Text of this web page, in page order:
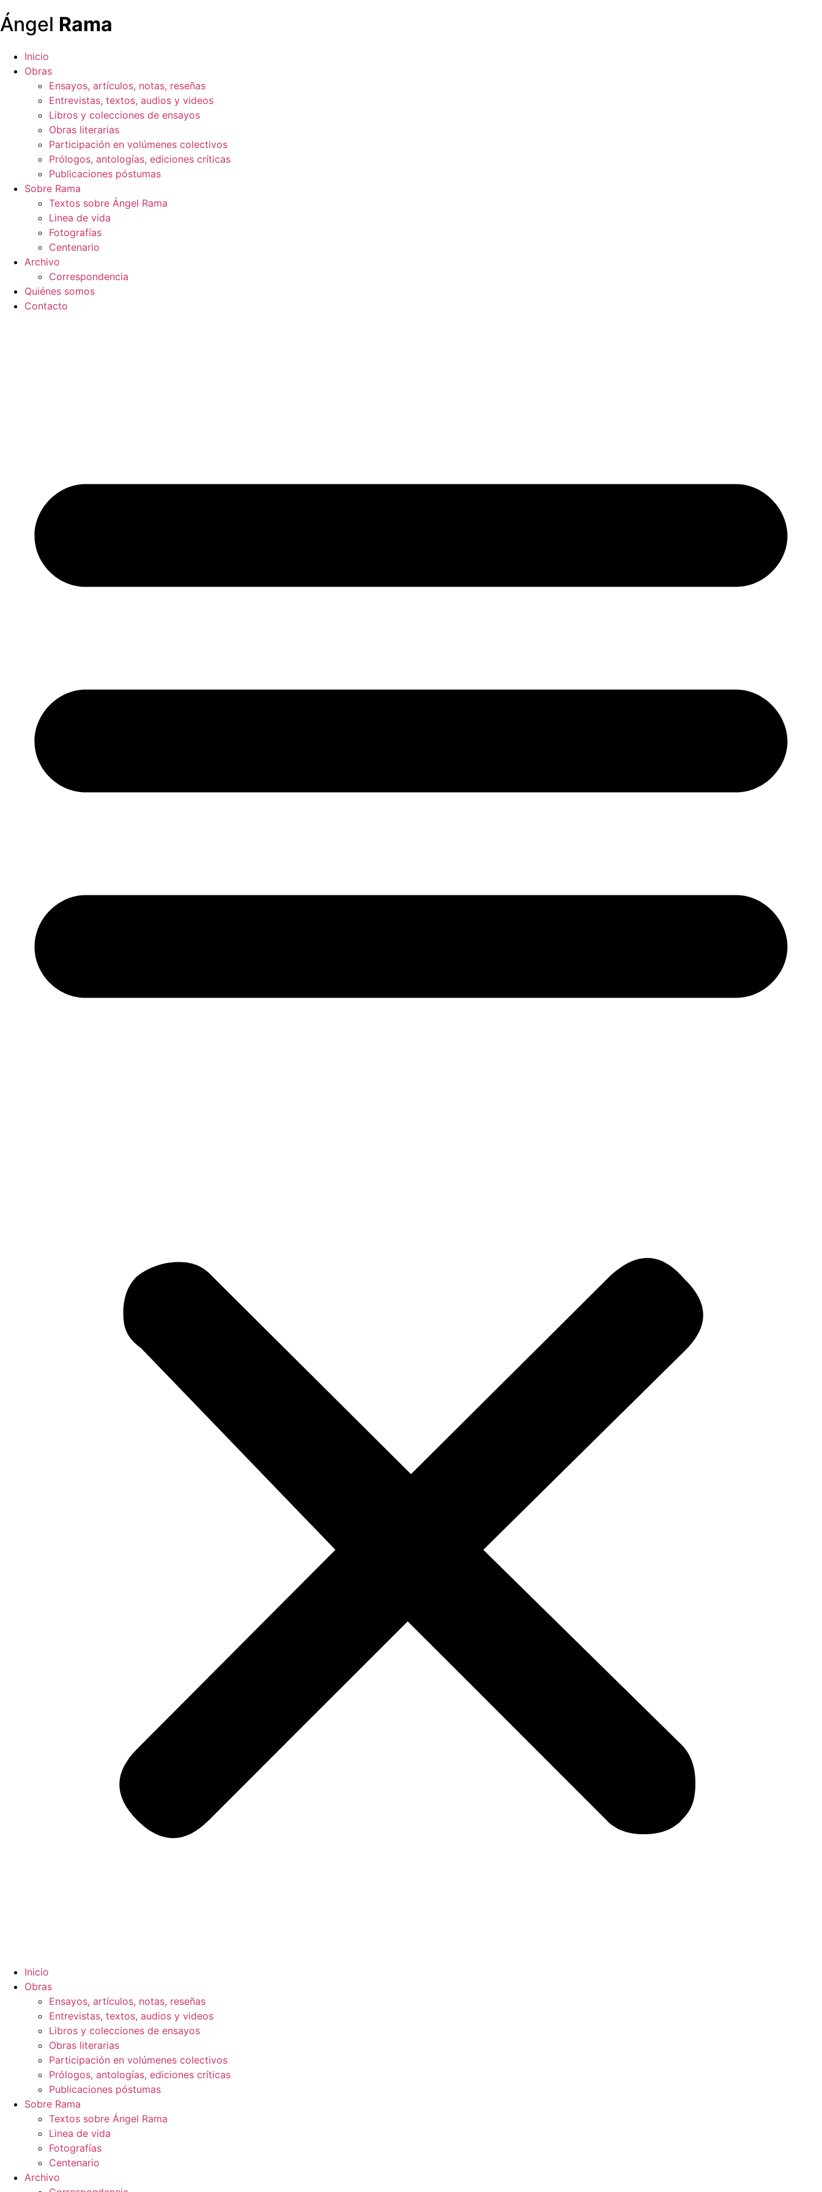
Ángel Rama
Inicio
Obras
Ensayos, artículos, notas, reseñas
Entrevistas, textos, audios y videos
Libros y colecciones de ensayos
Obras literarias
Participación en volúmenes colectivos
Prólogos, antologías, ediciones críticas
Publicaciones póstumas
Sobre Rama
Textos sobre Ángel Rama
Linea de vida
Fotografías
Centenario
Archivo
Correspondencia
Quiénes somos
Contacto
Inicio
Obras
Ensayos, artículos, notas, reseñas
Entrevistas, textos, audios y videos
Libros y colecciones de ensayos
Obras literarias
Participación en volúmenes colectivos
Prólogos, antologías, ediciones críticas
Publicaciones póstumas
Sobre Rama
Textos sobre Ángel Rama
Linea de vida
Fotografías
Centenario
Archivo